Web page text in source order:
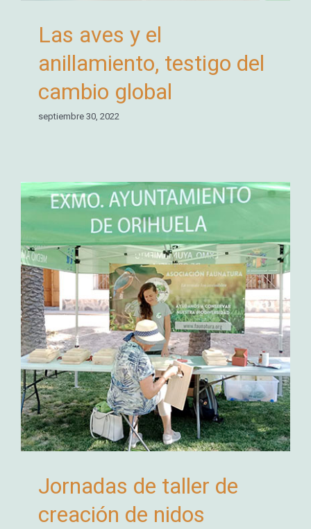
Las aves y el
anillamiento, testigo del
cambio global
septiembre 30, 2022
Jornadas de taller de
creación de nidos